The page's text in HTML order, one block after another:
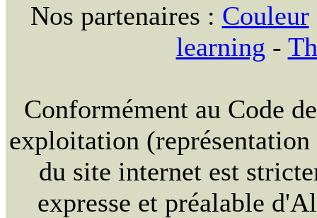
Nos partenaires : Couleur
learning -
Conformément au Code
exploitation
du site internet est
expresse et préalable